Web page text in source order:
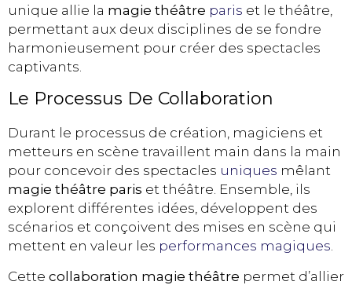
unique allie la magie théâtre paris et le théâtre,
permettant aux deux disciplines de se fondre
harmonieusement pour créer des spectacles
captivants.
Le Processus De Collaboration
Durant le processus de création, magiciens et
metteurs en scène travaillent main dans la main
pour concevoir des spectacles uniques mêlant
magie théâtre paris et théâtre. Ensemble, ils
explorent différentes idées, développent des
scénarios et conçoivent des mises en scène qui
mettent en valeur les performances magiques.
Cette collaboration magie théâtre permet d’allier